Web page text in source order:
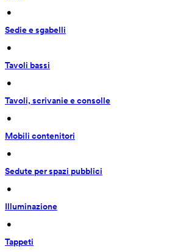
•
Sedie e sgabelli
•
Tavoli bassi
•
Tavoli, scrivanie e consolle
•
Mobili contenitori
•
Sedute per spazi pubblici
•
Illuminazione
•
Tappeti